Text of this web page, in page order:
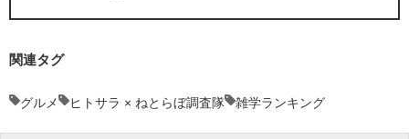
関連タグ
グルメ ヒトサラ × ねとらぼ調査隊 雑学ランキング